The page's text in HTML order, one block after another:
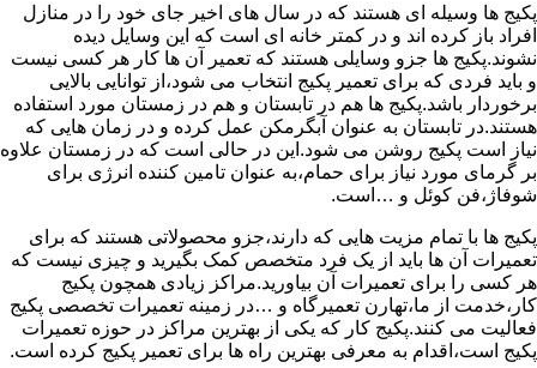
پکیج ها وسیله ای هستند که در سال های اخیر جای خود را در منازل
افراد باز کرده اند و در کمتر خانه ای است که این وسایل دیده
نشوند.پکیج ها جزو وسایلی هستند که تعمیر آن ها کار هر کسی نیست
و باید فردی که برای تعمیر پکیج انتخاب می شود،از توانایی بالایی
برخوردار باشد.پکیج ها هم در تابستان و هم در زمستان مورد استفاده
هستند.در تابستان به عنوان آبگرمکن عمل کرده و در زمان هایی که
نیاز است پکیج روشن می شود.این در حالی است که در زمستان علاوه
بر گرمای مورد نیاز برای حمام،به عنوان تامین کننده انرژی برای
شوفاژ،فن کوئل و …است.
پکیج ها با تمام مزیت هایی که دارند،جزو محصولاتی هستند که برای
تعمیرات آن ها باید از یک فرد متخصص کمک بگیرید و چیزی نیست که
هر کسی را برای تعمیرات آن بیاورید.مراکز زیادی همچون پکیج
کار،خدمت از ما،تهارن تعمیرگاه و …در زمینه تعمیرات تخصصی پکیج
فعالیت می کنند.پکیج کار که یکی از بهترین مراکز در حوزه تعمیرات
پکیج است،اقدام به معرفی بهترین راه ها برای تعمیر پکیج کرده است.